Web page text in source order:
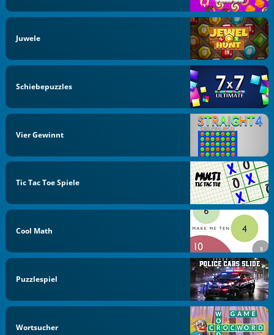
Juwele
Schiebepuzzles
Vier Gewinnt
Tic Tac Toe Spiele
Cool Math
Puzzlespiel
Wortsucher